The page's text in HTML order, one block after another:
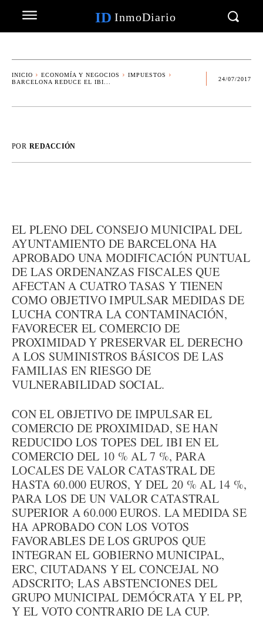
ID InmoDiario
INICIO ECONOMÍA Y NEGOCIOS
IMPUESTOS
BARCELONA REDUCE EL IBI...
24/07/2017
POR REDACCIÓN
EL PLENO DEL CONSEJO MUNICIPAL DEL
AYUNTAMIENTO DE BARCELONA HA
APROBADO UNA MODIFICACIÓN PUNTUAL
DE LAS ORDENANZAS FISCALES QUE
AFECTAN A CUATRO TASAS Y TIENEN
COMO OBJETIVO IMPULSAR MEDIDAS DE
LUCHA CONTRA LA CONTAMINACIÓN,
FAVORECER EL COMERCIO DE
PROXIMIDAD Y PRESERVAR EL DERECHO
A LOS SUMINISTROS BÁSICOS DE LAS
FAMILIAS EN RIESGO DE
VULNERABILIDAD SOCIAL.
CON EL OBJETIVO DE IMPULSAR EL
COMERCIO DE PROXIMIDAD, SE HAN
REDUCIDO LOS TOPES DEL IBI EN EL
COMERCIO DEL 10 % AL 7 %, PARA
LOCALES DE VALOR CATASTRAL DE
HASTA 60.000 EUROS, Y DEL 20 % AL 14 %,
PARA LOS DE UN VALOR CATASTRAL
SUPERIOR A 60.000 EUROS. LA MEDIDA SE
HA APROBADO CON LOS VOTOS
FAVORABLES DE LOS GRUPOS QUE
INTEGRAN EL GOBIERNO MUNICIPAL,
ERC, CIUTADANS Y EL CONCEJAL NO
ADSCRITO; LAS ABSTENCIONES DEL
GRUPO MUNICIPAL DEMÓCRATA Y EL PP,
Y EL VOTO CONTRARIO DE LA CUP.